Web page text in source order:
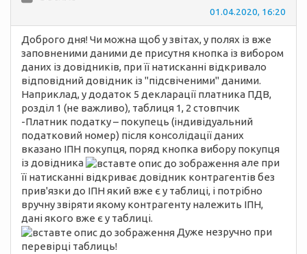
01.04.2020, 16:20
Доброго дня! Чи можна щоб у звітах, у полях із вже
заповненими даними де присутня кнопка із вибором
даних із довідників, при її натисканні відкривало
відповідний довідник із "підсвіченими" даними.
Наприклад, у додаток 5 декларації платника ПДВ,
розділ 1 (не важливо), таблиця 1, 2 стовпчик
-Платник податку – покупець (індивідуальний
податковий номер) після консолідації даних
вказано ІПН покупця, поряд кнопка вибору покупця
із довідника
але при
її натисканні відкриває довідник контрагентів без
прив'язки до ІПН який вже є у таблиці, і потрібно
вручну звіряти якому контрагенту належить ІПН,
дані якого вже є у таблиці.
Дуже незручно при
перевірці таблиць!